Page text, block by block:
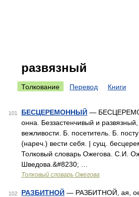
развязный
Толкование Перевод Книги
101 БЕСЦЕРЕМОННЫЙ —
онна. Беззастенчивый и
вежливости. Б. посетитель. Б.
(нареч.) вести себя. | сущ.
Толковый словарь Ожегова. С.И.
Шведова.&#8230; …
Толковый словарь Ожегова
102 РАЗБИТНОЙ — РАЗБИТНОЙ, ая, ое